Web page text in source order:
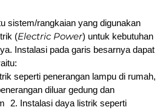
sistem/rangkaian yang digunakan
(Electric Power) untuk kebutuhan
Instalasi pada garis besarnya dapat
seperti penerangan lampu di rumah,
diluar gedung dan
2. Instalasi daya listrik seperti